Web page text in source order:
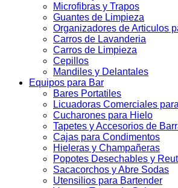
Microfibras y Trapos
Guantes de Limpieza
Organizadores de Articulos
Carros de Lavanderia
Carros de Limpieza
Cepillos
Mandiles y Delantales
Equipos para Bar
Bares Portatiles
Licuadoras Comerciales
Cucharones para Hielo
Tapetes y Accesorios de
Cajas para Condimentos
Hieleras y Champañeras
Popotes Desechables y
Sacacorchos y Abre Sodas
Utensilios para Bartender